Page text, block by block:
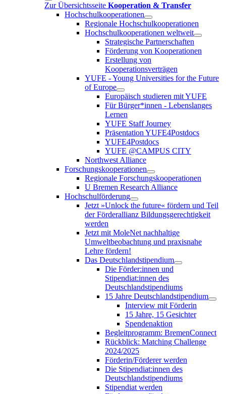
Zur Übersichtsseite Kooperation & Transfer
Hochschulkooperationen
Regionale Hochschulkooperationen
Hochschulkooperationen weltweit
Strategische Partnerschaften
Förderung von Kooperationen
Erstellung von
Kooperationsverträgen
YUFE - Young Universities for the Future
of Europe
Europäisch studieren mit YUFE
Für Bürger*innen - Lebenslanges
Lernen
YUFE Staff Journey
Präsentation YUFE4Postdocs
YUFE4Postdocs
YUFE @CAMPUS CITY
Northwest Alliance
Forschungskooperationen
Regionale Forschungskooperationen
U Bremen Research Alliance
Hochschulförderung
Jetzt »Unlock the future« fördern und Teil
der Förderallianz Bildungsgerechtigkeit
werden
Jetzt mit MoleNet nachhaltige
Umweltbeobachtung und praxisnahe
Lehre fördern!
Das Deutschlandstipendium
Die Förder:innen und
Stipendiat:innen des
Deutschlandstipendiums
15 Jahre Deutschlandstipendium
Interview mit Förderin
15 Jahre, 15 Gesichter
Spendenaktion
Begleitprogramm: BremenConnect
Rückblick: Matching Challenge
2024/2025
Förderin/Förderer werden
Die Stipendiat:innen des
Deutschlandstipendiums
Stipendiat werden